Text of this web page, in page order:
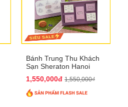
Bánh Trung Thu Khách
Sạn Sheraton Hanoi
1,550,000đ 1,550,000₫